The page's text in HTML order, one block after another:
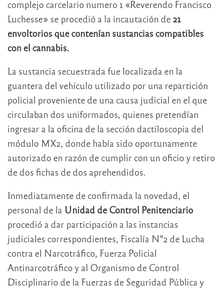
complejo carcelario numero 1 «Reverendo Francisco
Luchesse» se procedió a la incautación de 21
envoltorios que contenían sustancias compatibles
con el cannabis.
La sustancia secuestrada fue localizada en la
guantera del vehículo utilizado por una repartición
policial proveniente de una causa judicial en el que
circulaban dos uniformados, quienes pretendían
ingresar a la oficina de la sección dactiloscopia del
módulo MX2, donde había sido oportunamente
autorizado en razón de cumplir con un oficio y retiro
de dos fichas de dos aprehendidos.
Inmediatamente de confirmada la novedad, el
personal de la Unidad de Control Penitenciario
procedió a dar participación a las instancias
judiciales correspondientes, Fiscalía N°2 de Lucha
contra el Narcotráfico, Fuerza Policial
Antinarcotráfico y al Organismo de Control
Disciplinario de la Fuerzas de Seguridad Pública y